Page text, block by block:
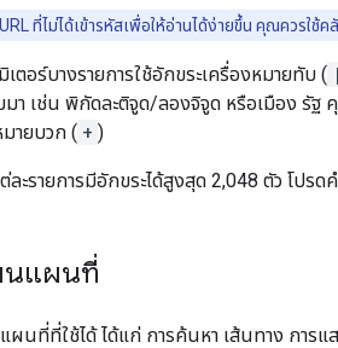
URL ที่ไม่ได้เข้ารหัสเพื่อให้อ่านได้ง่ายขึ้น คุณควร
มิเตอร์บางรายการใช้อักขระเครื่องหมายทับ ( |
มา เช่น พิกัดละติจูด/ลองจิจูด หรือเมือง รัฐ
มายบวก ( + )
ละรายการมีอักขระได้สูงสุด 2,048 ตัว โปร
นแผนที่
แผนที่ที่ใช้ได้ ได้แก่ การค้นหา เส้นทาง กา